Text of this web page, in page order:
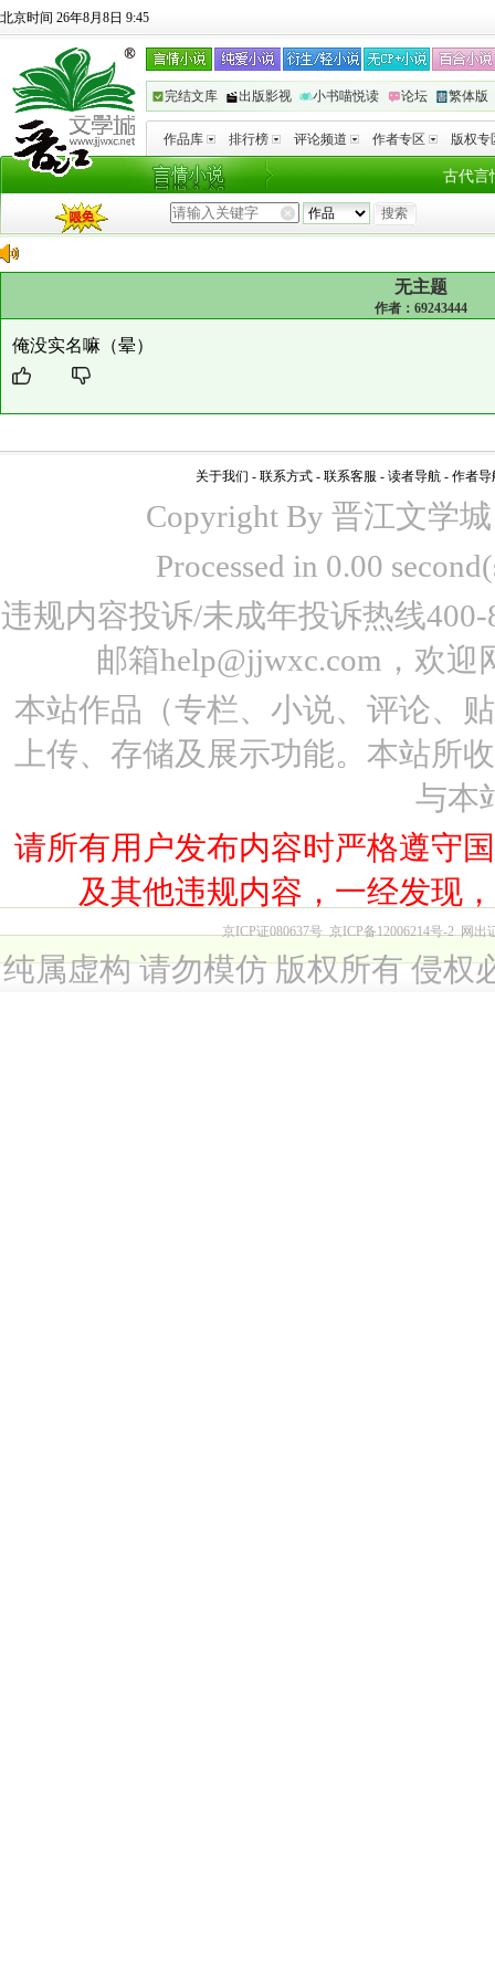
北京时间 26年8月8日 9:45
完结文库 出版影视 小书喵悦读 论坛 繁体版
作品库 排行榜 评论频道 作者专区 版权专
古代言
无主题
作者： 69243444
俺没实名嘛（晕）
关于我们 - 联系方式 - 联系客服 - 读者导航 - 作者导
Copyright By 晋江文学
Processed in 0.00
违规内容投诉/未成年投诉热线
邮箱help@jjwxc.com，欢
本站作品（专栏、小说、评论、
上传、存储及展示功能。本站所
与本
请所有用户发布内容时严格遵守
及其他违规内容，一经发现
京ICP证080637号 京ICP备12006214号-2 网出
纯属虚构 请勿模仿 版权所有 侵权